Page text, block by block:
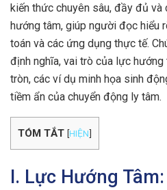
kiến thức chuyên sâu, đầy đủ
hướng tâm, giúp người đọc hiểu
toán và các ứng dụng thực tế.
định nghĩa, vai trò của lực
tròn, các ví dụ minh họa sinh
tiềm ẩn của chuyển động ly tâm.
TÓM TẮT [HIỆN]
I. Lực Hướng